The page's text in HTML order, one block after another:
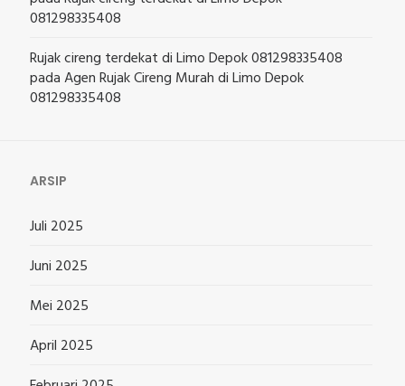
081298335408
Rujak cireng terdekat di Limo Depok 081298335408
padaAgen Rujak Cireng Murah di Limo Depok
081298335408
ARSIP
Juli 2025
Juni 2025
Mei 2025
April 2025